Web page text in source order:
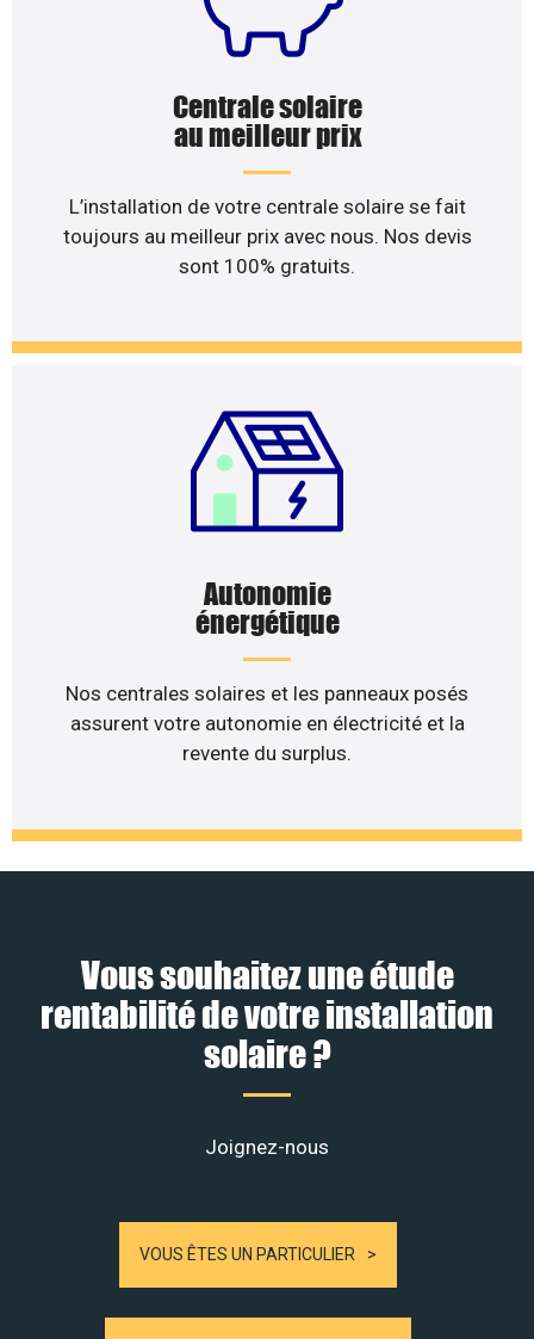
Centrale solaire
au meilleur prix
L’installation de votre centrale solaire se fait
toujours au meilleur prix avec nous. Nos devis
sont 100% gratuits.
Autonomie
énergétique
Nos centrales solaires et les panneaux posés
assurent votre autonomie en électricité et la
revente du surplus.
Vous souhaitez une étude
rentabilité de votre installation
solaire ?
Joignez-nous
VOUS ÊTES UN PARTICULIER